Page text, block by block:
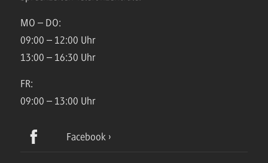
MO – DO:
09:00 – 12:00 Uhr
13:00 – 16:30 Uhr
FR:
09:00 – 13:00 Uhr
Facebook